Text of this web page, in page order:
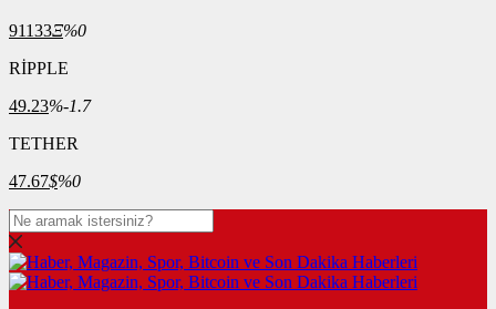
91133Ξ%0
RİPPLE
49.23%-1.7
TETHER
47.67$%0